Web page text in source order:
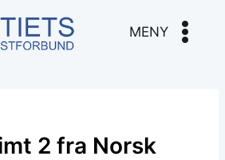
MENY
2 fra Norsk